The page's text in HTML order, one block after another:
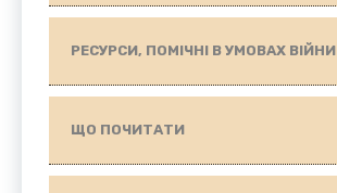
РЕСУРСИ, ПОМІЧНІ В УМОВАХ ВІЙНИ
ЩО ПОЧИТАТИ